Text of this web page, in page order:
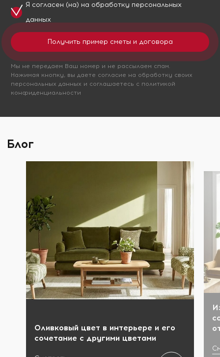
Я согласен (на) на обработку персональных
данных
Мы не передаем Ваш номер и не рассылаем спам.
Нажимая кнопку, вы даете согласие на обработку своих
персональных данных и соглашаетесь с политикой
конфиденциальности
Блог
Оливковый цвет в интерьере и его
сочетание с другими цветами